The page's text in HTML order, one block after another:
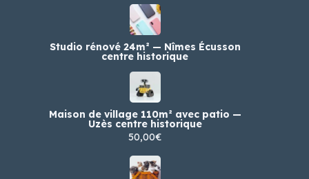
Studio rénové 24m² — Nîmes Écusson
centre historique
Maison de village 110m² avec patio —
Uzès centre historique
50,00€